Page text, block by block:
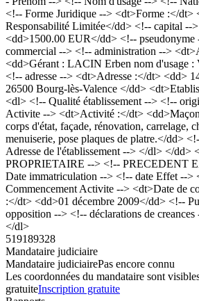
<!-- Forme Juridique --> <dt>Forme :</dt>
Responsabilité Limitée</dd> <!-- capital --
<dd>1500.00 EUR</dd> <!-- pseudonyme
commercial --> <!-- administration -->
<dd>Gérant : LACIN Erben nom d'usage
<!-- adresse --> <dt>Adresse :</dt> <dd>
26500 Bourg-lès-Valence </dd>
<dl> <!-- Qualité établissement --> <!--
Activite --> <dt>Activité :</dt>
corps d'état, façade, rénovation, carrelage,
menuiserie, pose plaques de platre.</dd>
Adresse de l'établissement --> </dl> </
PROPRIETAIRE --> <!-- PRECEDENT
Date immatriculation --> <!-- date Effet -->
Commencement Activite --> <dt>Date de
:</dt> <dd>01 décembre 2009</dd> <!--
opposition --> <!-- déclarations de
</dl>
519189328
Mandataire judiciaire
Mandataire judiciairePas encore connu
Les coordonnées du mandataire sont
gratuiteInscription gratuite